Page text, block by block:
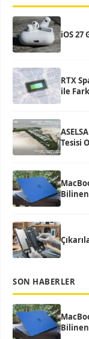
iOS 27
RTX
ile
Tesisi
SON HABERLER